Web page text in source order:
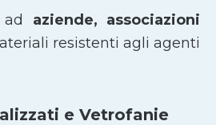
ad aziende, associazioni
resistenti agli agenti
e Vetrofanie